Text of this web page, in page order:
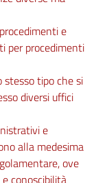
e
per procedimenti
stesso tipo che si
diversi uffici
e
alla medesima
ove
conoscibilità